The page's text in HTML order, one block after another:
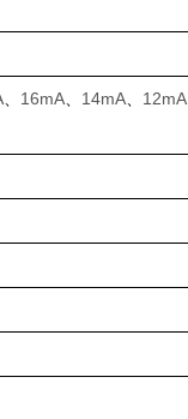
16mA 14mA 12mA